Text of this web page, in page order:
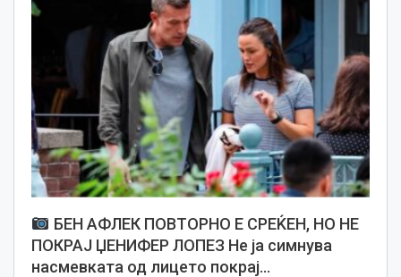
БЕН АФЛЕК ПОВТОРНО Е СРЕЌЕН, НО НЕ
ПОКРАЈ ЏЕНИФЕР ЛОПЕЗ Не ја симнува
насмевката од лицето покрај…